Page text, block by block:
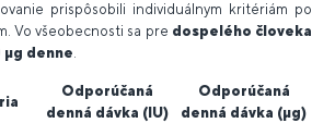
prispôsobili individuálnym kritériám po
Vo všeobecnosti sa pre dospelého človeka
μg denne.
Odporúčaná
denná dávka (IU)
Odporúčaná
denná dávka (μg)